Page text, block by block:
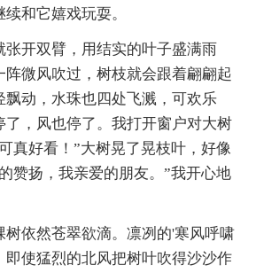
和它嬉戏玩耍。
张开双臂，用结实的叶子盛满雨
阵微风吹过，树枝就会跟着翩翩起
飘动，水珠也四处飞溅，可欢乐
了，风也停了。我打开窗户对大树
真好看！”大树晃了晃枝叶，好像
赞扬，我亲爱的朋友。”我开心地
树依然苍翠欲滴。凛冽的'寒风呼啸
即使猛烈的北风把树叶吹得沙沙作